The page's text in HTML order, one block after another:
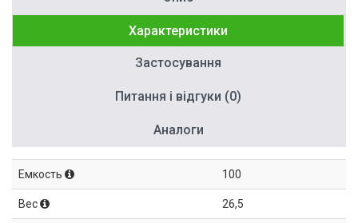
Характеристики
Застосування
Питання і відгуки (0)
Аналоги
Емкость 100
Вес 26,5